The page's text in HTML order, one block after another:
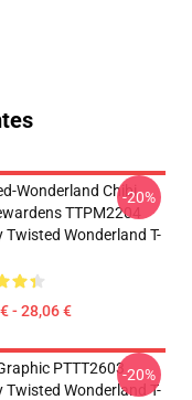
Wonderland Chibi
TTPM2204
Twisted Wonderland T-
- 28,06 €
-20%
PTTT2603
Twisted Wonderland T-
-20%